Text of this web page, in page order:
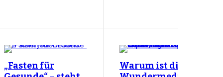
„Fasten für
Warum ist die